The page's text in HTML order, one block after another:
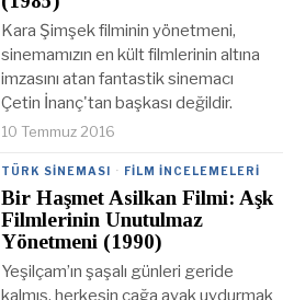
Kara Şimşek filminin yönetmeni,
sinemamızın en kült filmlerinin altına
imzasını atan fantastik sinemacı
Çetin İnanç'tan başkası değildir.
10 Temmuz 2016
TÜRK SINEMASI · FILM İNCELEMELERI
Bir Haşmet Asilkan Filmi: Aşk
Filmlerinin Unutulmaz
Yönetmeni (1990)
Yeşilçam’ın şaşalı günleri geride
kalmış, herkesin çağa ayak uydurmak